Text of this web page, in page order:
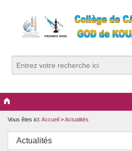
L’établissement
La communauté éducative (2026)
Vous êtes ici: Accueil >Actualités
Actualités